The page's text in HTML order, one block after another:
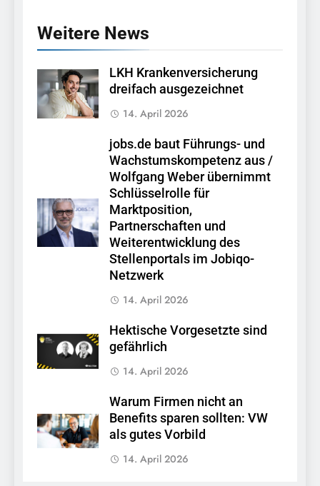
Weitere News
LKH Krankenversicherung
dreifach ausgezeichnet
14. April 2026
jobs.de baut Führungs- und
Wachstumskompetenz aus /
Wolfgang Weber übernimmt
Schlüsselrolle für
Marktposition,
Partnerschaften und
Weiterentwicklung des
Stellenportals im Jobiqo-
Netzwerk
14. April 2026
Hektische Vorgesetzte sind
gefährlich
14. April 2026
Warum Firmen nicht an
Benefits sparen sollten: VW
als gutes Vorbild
14. April 2026